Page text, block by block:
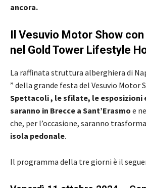
ancora.
Il Vesuvio Motor Show
nel Gold Tower Lifestyle
La raffinata struttura alberghiera di
” della grande festa del Vesuvio Motor
Spettacoli , le sfilate, le esposizioni
saranno in Brecce a Sant’Erasmo e
che, per l’occasione, saranno
isola pedonale.
Il programma della tre giorni è il